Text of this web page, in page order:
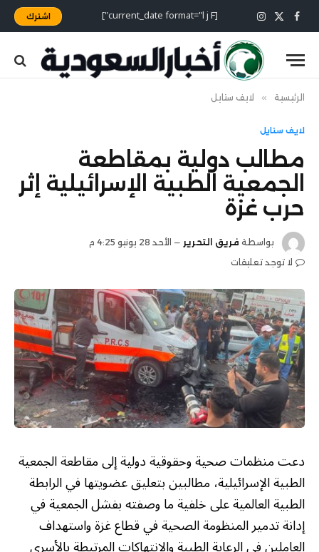
فيسبوك
X
(Twitter)
الانستغرام [current_date format="l j F"] اشترك
الرئيسية » لايف ستايل
لايف ستايل
مطالب دولية بمقاطعة
الجمعية الطبية الإسرائيلية إثر
حرب غزة
بواسطة فريق التحرير
الأحد 28 يونيو 4:25 م
لا توجد تعليقات
دعت منظمات صحية وحقوقية دولية إلى مقاطعة الجمعية
الطبية الإسرائيلية، مطالبين بتعليق عضويتها في الرابطة
الطبية العالمية على خلفية ما وصفته بفشل الجمعية في
إدانة تدمير المنظومة الصحية في قطاع غزة واستهداف